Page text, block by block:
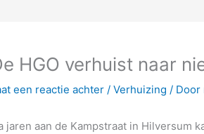
HGO verhuist naar
een reactie achter / Verhuizing / Door
jaren aan de Kampstraat in Hilversum